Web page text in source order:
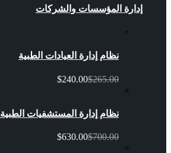
إدارة المؤسسات والشركات
نظام إدارة العيادات الطبية
$240.00$265.00
نظام إدارة المستشفيات الطبية
$630.00$700.00